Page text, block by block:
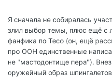
Я сначала не собиралась
злил выбор темы, плюс ещё с
фанфика по Тесо (он, ещё
про ООН единственные
не "мастодонтище пера").
оружейный образ